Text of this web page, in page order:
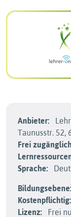
Anbieter:
Taunusstr. 52,
Frei
Sprache:
Bildungsebene:
Kostenpflichtig:
Lizenz:
Frei